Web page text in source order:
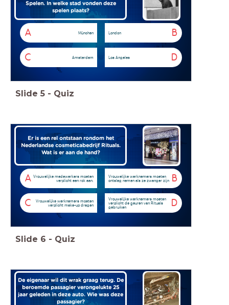
Spelen. In welke stad vonden deze
spelen plaats?
A München B
London
C Amsterdam D
Los Angeles
Slide 5 - Quiz
Er is een rel ontstaan rondom het
Nederlandse cosmeticabedrijf Rituals.
Wat is er aan de hand?
A Vrouwelijke medewerkers moeten
verplicht een rok aan.
B
Vrouwelijke werknemers moeten
ontslag nemen als ze zwanger zijn
C
Vrouwelijke werknemers moeten
verplicht make-up dragen
D
Vrouwelijke werknemers moeten
verplicht de geuren van Rituals
gebruiken
Slide 6 - Quiz
De eigenaar wil dit wrak graag terug. De
beroemde passagier verongelukte 25
jaar geleden in deze auto. Wie was deze
passagier?